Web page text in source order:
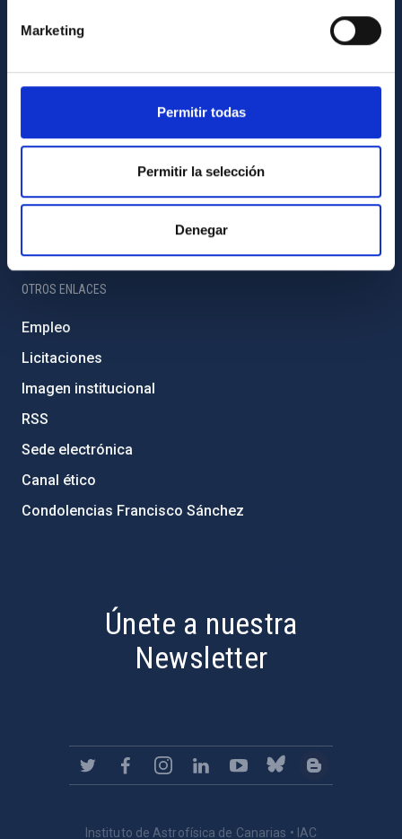
Marketing
Permitir todas
Permitir la selección
Denegar
Amigos del IAC
PORTAL DEL IAC
Políticas de privacidad
Política de cookies
OTROS ENLACES
Empleo
Licitaciones
Imagen institucional
RSS
Sede electrónica
Canal ético
Condolencias Francisco Sánchez
Únete a nuestra
Newsletter
Instituto de Astrofísica de Canarias • IAC